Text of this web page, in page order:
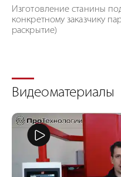
Изготовление станины
конкретному заказчику
раскрытие)
Видеоматериалы